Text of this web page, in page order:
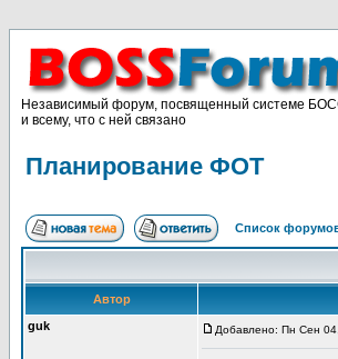
Независимый форум, посвященный системе
и всему, что с ней связано
Планирование ФОТ
Список
Автор
guk
Добавлено: Пн Сен